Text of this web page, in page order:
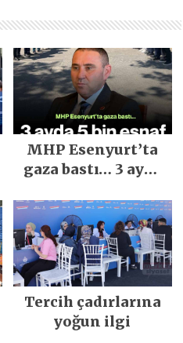
MHP Esenyurt’ta
gaza bastı… 3 ayda
edildi
Tercih çadırlarına
yoğun ilgi